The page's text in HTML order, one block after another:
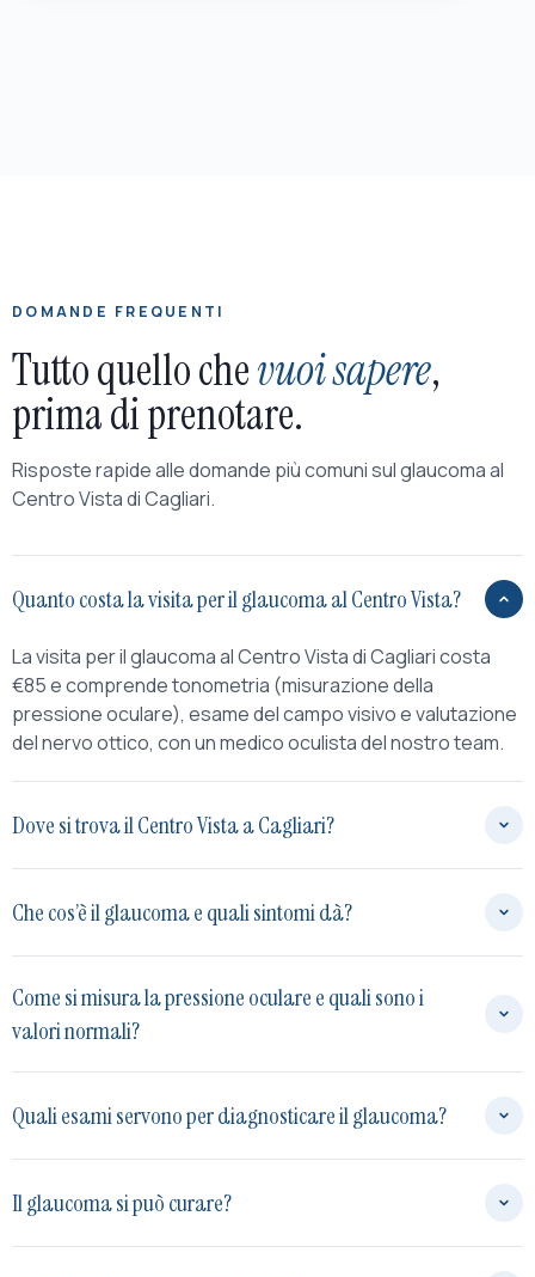
DOMANDE FREQUENTI
Tutto quello chevuoi sapere,
prima di prenotare.
Risposte rapide alle domande più comuni sul glaucoma al
Centro Vista di Cagliari.
Quanto costa la visita per il glaucoma al Centro Vista?
La visita per il glaucoma al Centro Vista di Cagliari costa
€85 e comprende tonometria (misurazione della
pressione oculare), esame del campo visivo e valutazione
del nervo ottico, con un medico oculista del nostro team.
Dove si trova il Centro Vista a Cagliari?
Che cos’è il glaucoma e quali sintomi dà?
Come si misura la pressione oculare e quali sono i
valori normali?
Quali esami servono per diagnosticare il glaucoma?
Il glaucoma si può curare?